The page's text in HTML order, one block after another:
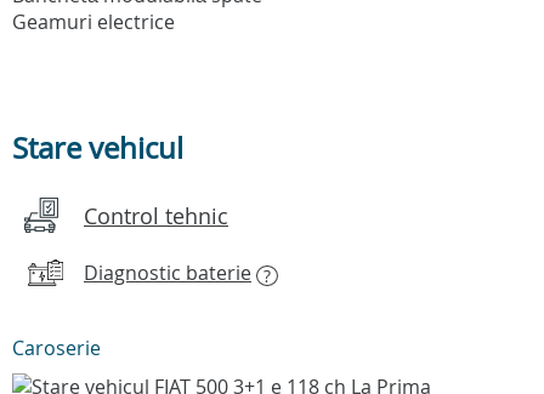
Geamuri electrice
Stare vehicul
Control tehnic
Diagnostic baterie ?
Caroserie